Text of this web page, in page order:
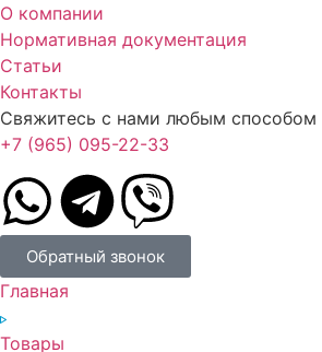
О компании
Нормативная документация
Статьи
Контакты
Свяжитесь с нами любым способом
+7 (965) 095-22-33
Обратный звонок
Главная
Товары